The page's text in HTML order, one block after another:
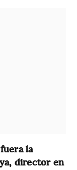
la
director en